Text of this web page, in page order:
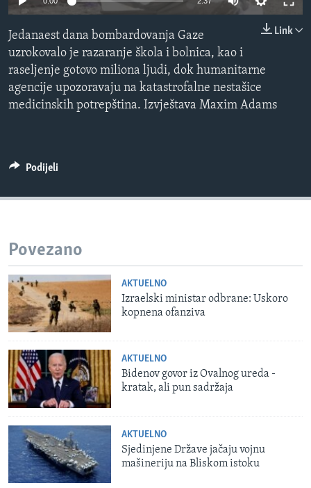
MAGAZIN
O GLASU AMERIKE
Learning English
PRATITE NAS
Jezici
Link
Jedanaest dana bombardovanja Gaze
uzrokovalo je razaranje škola i bolnica, kao i
raseljenje gotovo miliona ljudi, dok humanitarne
agencije upozoravaju na katastrofalne nestašice
medicinskih potrepština. Izvještava Maxim Adams
Podijeli
Povezano
AKTUELNO
Izraelski ministar odbrane: Uskoro
kopnena ofanziva
AKTUELNO
Bidenov govor iz Ovalnog ureda -
kratak, ali pun sadržaja
AKTUELNO
Sjedinjene Države jačaju vojnu
mašineriju na Bliskom istoku